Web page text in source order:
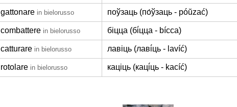
gattonare in bielorusso поўзаць (по́ўзаць - póŭzać)
combattere in bielorusso біцца (бі́цца - bícca)
catturare in bielorusso лавіць (лаві́ць - lavíć)
rotolare in bielorusso каціць (каці́ць - kacíć)